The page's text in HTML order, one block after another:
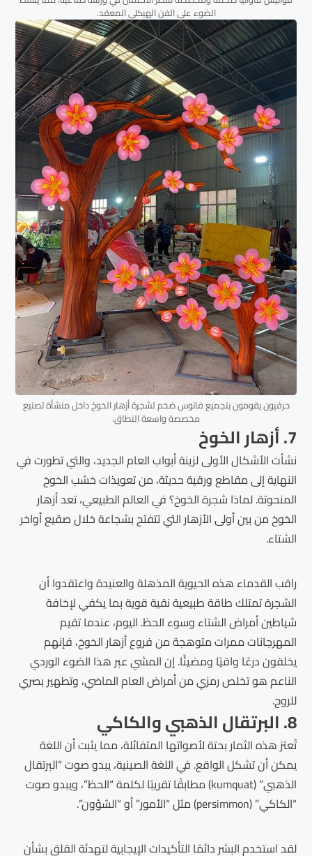
الضوء على الفن الهيكلي المعقد.
حرفيون يقومون بتجميع فانوس ضخم لشجرة أزهار الخوخ داخل منشأة تصنيع
مخصصة واسعة النطاق.
7. أزهار الخوخ
نشأت الأشكال الأولى لزينة أبواب العام الجديد، والتي تطورت في
النهاية إلى مقاطع ورقية حديثة، من تعويذات خشب الخوخ
المنحوتة. لماذا شجرة الخوخ؟ في العالم الطبيعي، تعد أزهار
الخوخ من بين أولى الأزهار التي تتفتح بشجاعة خلال صقيع أواخر
الشتاء.
راقب القدماء هذه الحيوية المذهلة والعنيدة واعتقدوا أن
الشجرة تمتلك طاقة طبيعية نقية قوية بما يكفي لإخافة
شياطين أمراض الشتاء وسوء الحظ. اليوم، عندما تقيم
المهرجانات ممرات متوهجة من فروع أزهار الخوخ، فإنهم
يخلقون درعًا واقيًا ومضيئًا. إن المشي عبر هذا الضوء الوردي
الناعم هو تخلص رمزي من أمراض العام الماضي، وتطهير بصري
للروح.
8. البرتقال الذهبي والكاكي
تُعتز هذه الثمار بحتة لأصواتها المتفائلة، مما يثبت أن اللغة
يمكن أن تشكل الواقع. في اللغة الصينية، يبدو صوت “البرتقال
الذهبي” (kumquat) مطابقًا تقريبًا لكلمة “الحظ”، ويبدو صوت
“الكاكي” (persimmon) مثل “الأمور” أو “الشؤون”.
لقد استخدم البشر دائمًا التأكيدات الإيجابية لتهدئة القلق بشأن